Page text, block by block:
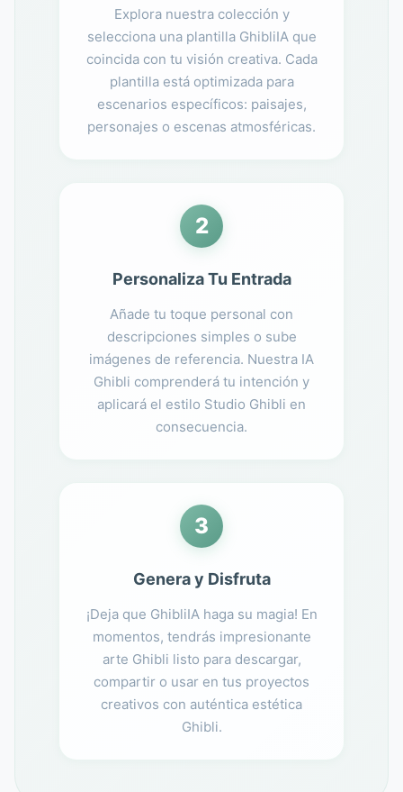
Explora nuestra colección y
selecciona una plantilla GhibliIA que
coincida con tu visión creativa. Cada
plantilla está optimizada para
escenarios específicos: paisajes,
personajes o escenas atmosféricas.
2
Personaliza Tu Entrada
Añade tu toque personal con
descripciones simples o sube
imágenes de referencia. Nuestra IA
Ghibli comprenderá tu intención y
aplicará el estilo Studio Ghibli en
consecuencia.
3
Genera y Disfruta
¡Deja que GhibliIA haga su magia! En
momentos, tendrás impresionante
arte Ghibli listo para descargar,
compartir o usar en tus proyectos
creativos con auténtica estética
Ghibli.